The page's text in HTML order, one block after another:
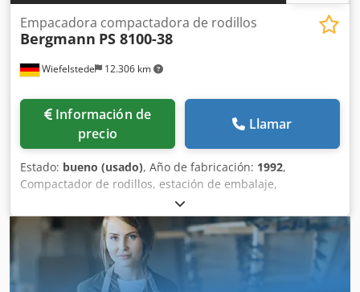
Wiefelstede 12.306 km
Empacadora compactadora de rodillos
Bergmann PS 8100-38
Información de
precio
Llamar
Estado: bueno (usado), Año de fabricación: 1992,
Compactador de rodillos, estación de embalaje,
contenedor prensador de residuos, prensa de residuos,
contenedor prensador, contenedor de residuos,
contenedor autoprensante, prensa de desechos,
contenedor prensador de papel, contenedor de papel,
prensa de armario, prensa vertical de balas, compactador
de cajas de cartón, prensa de balas de papel, compactador